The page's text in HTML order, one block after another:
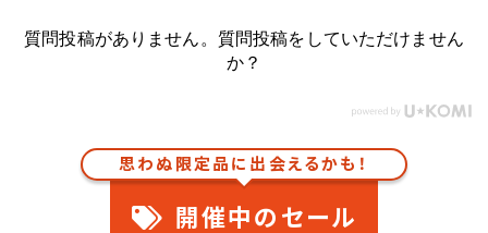
質問投稿がありません。質問投稿をしていただけません
か？
思わぬ限定品に出会えるかも！
開催中のセール